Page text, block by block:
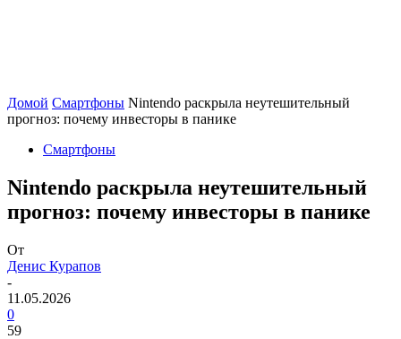
Домой Смартфоны Nintendo раскрыла неутешительный
прогноз: почему инвесторы в панике
Смартфоны
Nintendo раскрыла неутешительный
прогноз: почему инвесторы в панике
От
Денис Курапов
-
11.05.2026
0
59